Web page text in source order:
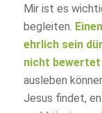
Mir ist es
begleiten.
ehrlich sein
nicht bewertet
ausleben
Jesus findet,